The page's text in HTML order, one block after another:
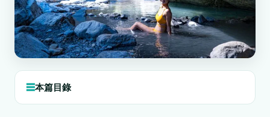
本篇目錄